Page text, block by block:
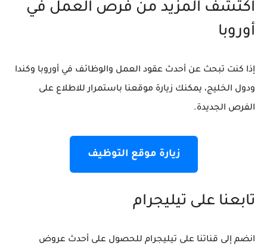
اكتشف المزيد من فرص العمل في
أوروبا
إذا كنت تبحث عن أحدث عقود العمل والوظائف في أوروبا وكندا
ودول الخليج، يمكنك زيارة موقعنا باستمرار للاطلاع على
الفرص الجديدة.
زيارة موقع التوظيف
تابعنا على تيليجرام
انضم إلى قناتنا على تيليجرام للحصول على أحدث عروض